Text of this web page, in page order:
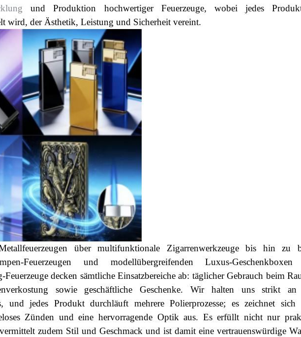
und Produktion hochwertiger Feuerzeuge, wobei jedes
wird, der Ästhetik, Leistung und Sicherheit vereint.
über multifunktionale Zigarrenwerkzeuge bis hin zu
Feuerzeugen und modellübergreifenden Luxus-
decken sämtliche Einsatzbereiche ab: täglicher Gebrauch beim
sowie geschäftliche Geschenke. Wir halten uns strikt an
und jedes Produkt durchläuft mehrere Polierprozesse; es zeichnet sich
Zünden und eine hervorragende Optik aus. Es erfüllt nicht nur
zudem Stil und Geschmack und ist damit eine vertrauenswürdige